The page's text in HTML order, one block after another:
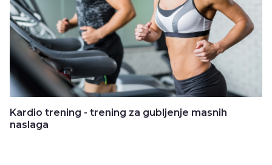
Kardio trening - trening za gubljenje masnih
naslaga